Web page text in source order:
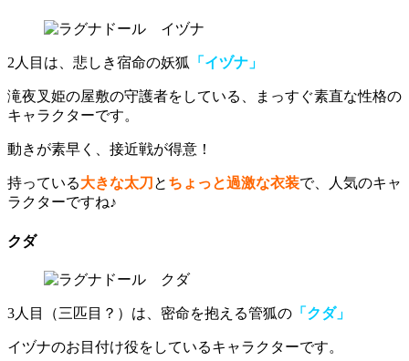
2人目は、悲しき宿命の妖狐 「イヅナ」
滝夜叉姫の屋敷の守護者をしている、
まっすぐ素直な性格の
キャラクターです。
動きが素早く、接近戦が得意！
持っている大きな太刀 と ちょっと過激な衣装で、人気のキャ
ラクターですね♪
クダ
3人目（三匹目？）は、密命を抱える管狐の 「クダ」
イヅナのお目付け役をしているキャラクターです。